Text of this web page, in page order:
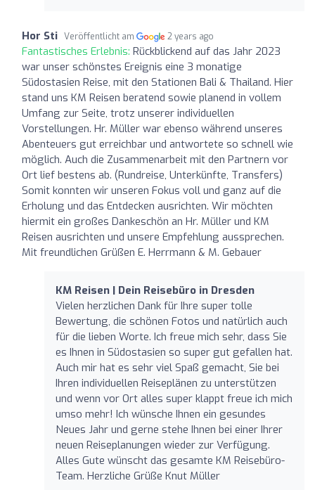
Hor Sti Veröffentlicht am 2 years ago
Fantastisches Erlebnis: Rückblickend auf das Jahr 2023
war unser schönstes Ereignis eine 3 monatige
Südostasien Reise, mit den Stationen Bali & Thailand. Hier
stand uns KM Reisen beratend sowie planend in vollem
Umfang zur Seite, trotz unserer individuellen
Vorstellungen. Hr. Müller war ebenso während unseres
Abenteuers gut erreichbar und antwortete so schnell wie
möglich. Auch die Zusammenarbeit mit den Partnern vor
Ort lief bestens ab. (Rundreise, Unterkünfte, Transfers)
Somit konnten wir unseren Fokus voll und ganz auf die
Erholung und das Entdecken ausrichten. Wir möchten
hiermit ein großes Dankeschön an Hr. Müller und KM
Reisen ausrichten und unsere Empfehlung aussprechen.
Mit freundlichen Grüßen E. Herrmann & M. Gebauer
KM Reisen | Dein Reisebüro in Dresden
Vielen herzlichen Dank für Ihre super tolle
Bewertung, die schönen Fotos und natürlich auch
für die lieben Worte. Ich freue mich sehr, dass Sie
es Ihnen in Südostasien so super gut gefallen hat.
Auch mir hat es sehr viel Spaß gemacht, Sie bei
Ihren individuellen Reiseplänen zu unterstützen
und wenn vor Ort alles super klappt freue ich mich
umso mehr! Ich wünsche Ihnen ein gesundes
Neues Jahr und gerne stehe Ihnen bei einer Ihrer
neuen Reiseplanungen wieder zur Verfügung.
Alles Gute wünscht das gesamte KM Reisebüro-
Team. Herzliche Grüße Knut Müller